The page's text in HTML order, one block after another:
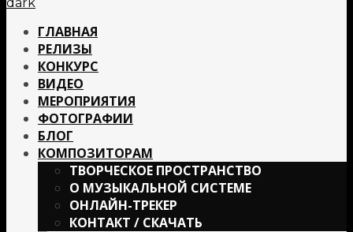
ГЛАВНАЯ
РЕЛИЗЫ
КОНКУРС
ВИДЕО
МЕРОПРИЯТИЯ
ФОТОГРАФИИ
БЛОГ
КОМПОЗИТОРАМ
ТВОРЧЕСКОЕ ПРОСТРАНСТВО
О МУЗЫКАЛЬНОЙ СИСТЕМЕ
ОНЛАЙН-ТРЕКЕР
КОНТАКТ / СКАЧАТЬ